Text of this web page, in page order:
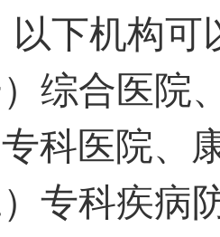
下机构可
）综合医
科医院、
）专科疾病